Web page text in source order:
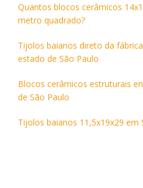
Quantos blocos cerâmicos
metro quadrado?
Tijolos baianos direto da
estado de São Paulo
Blocos cerâmicos estruturais
de São Paulo
Tijolos baianos 11,5x19x29 em